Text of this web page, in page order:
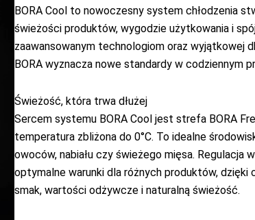
BORA Cool to nowoczesny system chłodzenia
świeżości produktów, wygodzie użytkowania i
zaawansowanym technologiom oraz wyjątkowej
BORA wyznacza nowe standardy w codziennym
Świeżość, która trwa dłużej
Sercem systemu BORA Cool jest strefa BORA
temperatura zbliżona do 0°C. To idealne
owoców, nabiału czy świeżego mięsa. Regulacja
optymalne warunki dla różnych produktów, dzięki
smak, wartości odżywcze i naturalną świeżość.